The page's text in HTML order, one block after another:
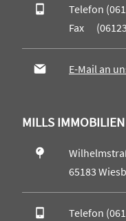
Telefon
Fax
E-Mail an
MILLS
65183
Telefon